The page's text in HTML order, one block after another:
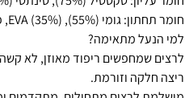
לרצים שמחפשים ריפוד מאוזן, לא